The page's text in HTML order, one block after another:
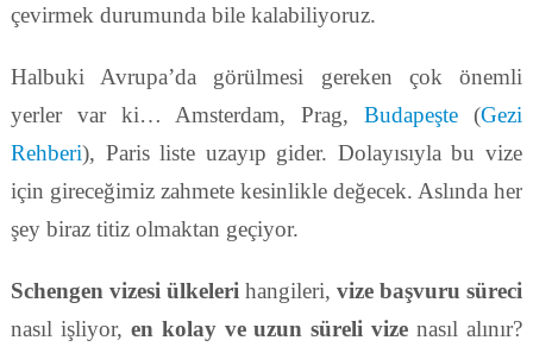
çevirmek durumunda bile kalabiliyoruz.
Halbuki Avrupa’da görülmesi gereken çok önemli
yerler var ki… Amsterdam, Prag,Budapeşte (Gezi
Rehberi), Paris liste uzayıp gider. Dolayısıyla bu vize
için gireceğimiz zahmete kesinlikle değecek. Aslında her
şey biraz titiz olmaktan geçiyor.
Schengen vizesi ülkeleri hangileri, vize başvuru süreci
nasıl işliyor, en kolay ve uzun süreli vize nasıl alınır?